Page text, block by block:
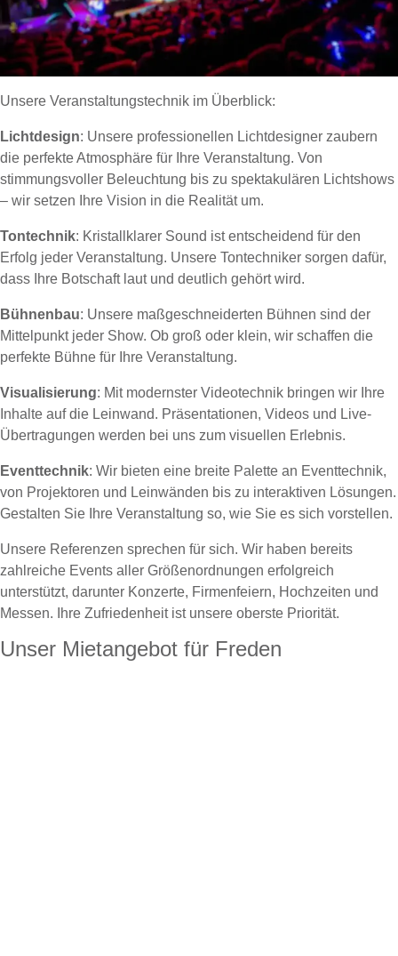
Unsere Veranstaltungstechnik im Überblick:
Lichtdesign: Unsere professionellen Lichtdesigner zaubern
die perfekte Atmosphäre für Ihre Veranstaltung. Von
stimmungsvoller Beleuchtung bis zu spektakulären Lichtshows
– wir setzen Ihre Vision in die Realität um.
Tontechnik: Kristallklarer Sound ist entscheidend für den
Erfolg jeder Veranstaltung. Unsere Tontechniker sorgen dafür,
dass Ihre Botschaft laut und deutlich gehört wird.
Bühnenbau: Unsere maßgeschneiderten Bühnen sind der
Mittelpunkt jeder Show. Ob groß oder klein, wir schaffen die
perfekte Bühne für Ihre Veranstaltung.
Visualisierung: Mit modernster Videotechnik bringen wir Ihre
Inhalte auf die Leinwand. Präsentationen, Videos und Live-
Übertragungen werden bei uns zum visuellen Erlebnis.
Eventtechnik: Wir bieten eine breite Palette an Eventtechnik,
von Projektoren und Leinwänden bis zu interaktiven Lösungen.
Gestalten Sie Ihre Veranstaltung so, wie Sie es sich vorstellen.
Unsere Referenzen sprechen für sich. Wir haben bereits
zahlreiche Events aller Größenordnungen erfolgreich
unterstützt, darunter Konzerte, Firmenfeiern, Hochzeiten und
Messen. Ihre Zufriedenheit ist unsere oberste Priorität.
Unser Mietangebot für Freden